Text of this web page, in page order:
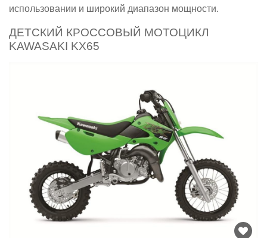
использовании и широкий диапазон мощности.
ДЕТСКИЙ КРОССОВЫЙ МОТОЦИКЛ
KAWASAKI KX65